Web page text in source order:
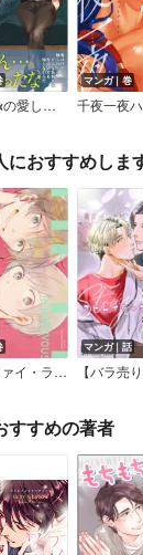
限定かきおろし付】
マンガ｜巻
におすすめしま
ハイ・ファイ・ランデブー
マンガ｜話
すすめの著者